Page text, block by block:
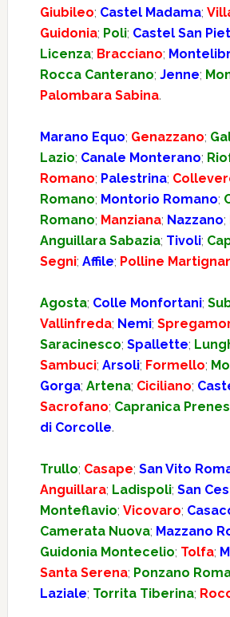
Giubileo; Castel Madama;
Guidonia; Poli; Castel San
Licenza; Bracciano;
Rocca Canterano; Jenne;
Palombara Sabina.
Marano Equo; Genazzano;
Lazio; Canale Monterano;
Romano; Palestrina;
Romano; Montorio Romano;
Romano; Manziana; Nazzano;
Anguillara Sabazia; Tivoli;
Segni; Affile; Polline
Agosta; Colle Monfortani;
Vallinfreda; Nemi;
Saracinesco; Spallette;
Sambuci; Arsoli; Formello;
Gorga; Artena; Ciciliano;
Sacrofano; Capranica
di Corcolle.
Trullo; Casape; San Vito
Anguillara; Ladispoli; San
Monteflavio; Vicovaro;
Camerata Nuova; Mazzano
Guidonia Montecelio; Tolfa;
Santa Serena; Ponzano
Laziale; Torrita Tiberina;